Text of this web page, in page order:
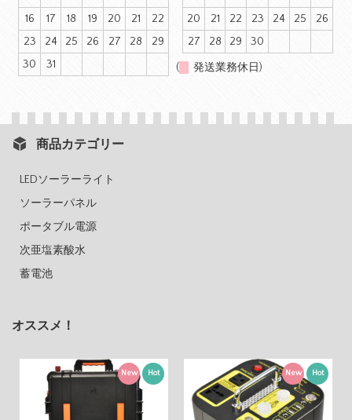
16
17 18 19 20 21
22
23
24 25 26 27 28
29
30
31
20
21 22 23 24 25
26
27
28 29 30
( 発送業務休日)
商品カテゴリー
LEDソーラーライト
ソーラーパネル
ポータブル電源
次亜塩素酸水
蓄電池
オススメ！
New Hot New Hot